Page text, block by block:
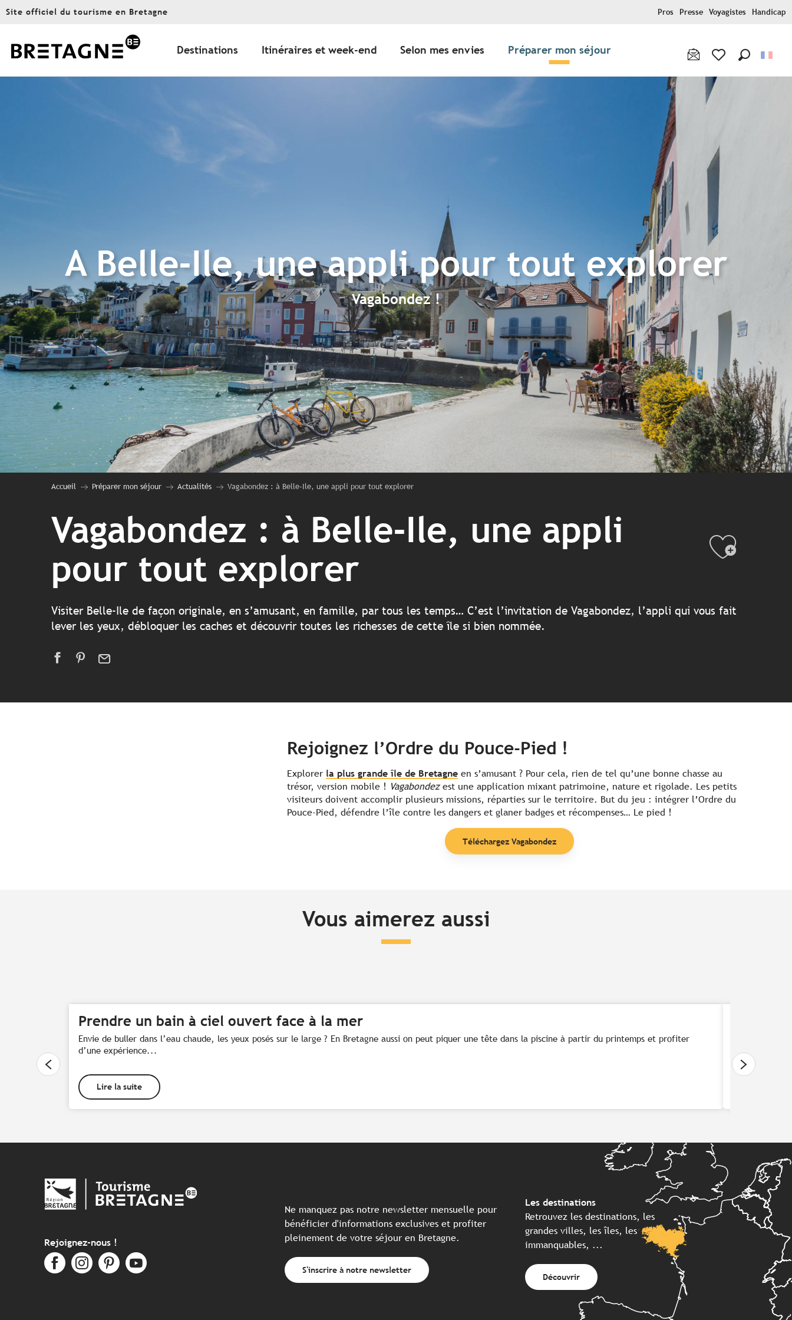
Aller
principal
Site officiel du tourisme en Bretagne Pros Presse Voyagistes Handicap
Destinations Itinéraires et week-end Selon mes envies Préparer mon séjour
A Belle-Ile, une appli pour tout explorer
Vagabondez !
Accueil Préparer mon séjour Actualités Vagabondez : à Belle-Ile, une appli pour tout explorer
Vagabondez : à Belle-Ile, une appli
pour tout explorer
Visiter Belle-Ile de façon originale, en s’amusant, en famille, par tous les temps… C’est l’invitation de Vagabondez, l’appli qui vous fait
lever les yeux, débloquer les caches et découvrir toutes les richesses de cette île si bien nommée.
Rejoignez l’Ordre du Pouce-Pied !
Explorer la plus grande île de Bretagne en s’amusant ? Pour cela, rien de tel qu’une bonne chasse au
trésor, version mobile ! Vagabondezest une application mixant patrimoine, nature et rigolade. Les petits
visiteurs doivent accomplir plusieurs missions, réparties sur le territoire. But du jeu : intégrer l’Ordre du
Pouce-Pied, défendre l’île contre les dangers et glaner badges et récompenses… Le pied !
Téléchargez Vagabondez
Vous aimerez aussi
Prendre un bain à ciel ouvert face à la mer
Envie de buller dans l’eau chaude, les yeux posés sur le large ? En Bretagne aussi on peut piquer une tête dans la piscine à partir du printemps et profiter
d’une expérience...
Lire la suite
nature 2700
Rejoignez-nous !
Ne manquez pas notre newsletter mensuelle pour
bénéficier d'informations exclusives et profiter
pleinement de votre séjour en Bretagne.
S'inscrire à notre newsletter
Les destinations
Retrouvez les destinations, les
grandes villes, les îles, les
immanquables, ...
Découvrir